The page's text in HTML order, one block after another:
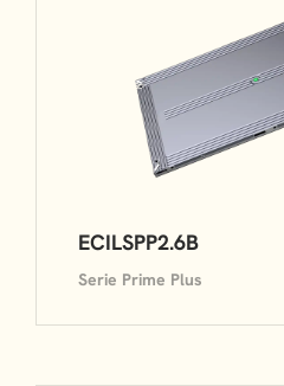
ECILSPP2.6B
Serie Prime Plus